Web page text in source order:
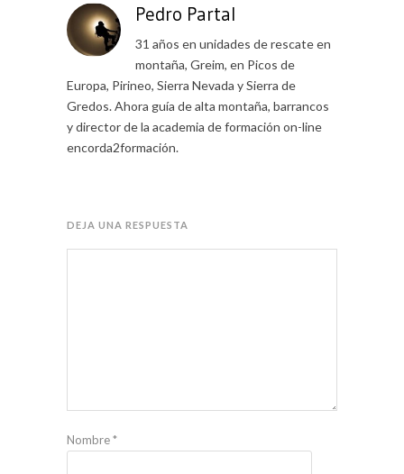
Pedro Partal
31 años en unidades de rescate en
montaña, Greim, en Picos de
Europa, Pirineo, Sierra Nevada y Sierra de
Gredos. Ahora guía de alta montaña, barrancos
y director de la academia de formación on-line
encorda2formación.
DEJA UNA RESPUESTA
Nombre*